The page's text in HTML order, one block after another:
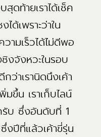
ดท้ายเราได้เช็ค
ได้เพราะว่าใน
วามเร็วได้ไม่ดีพอ
งจังหวะในรอบ
ว่าเรานิดนึงเค้า
มขึ้น เราเก็บไลน์
รับ ซึ่งอันดับที่ 1
ปีที่แล้วเค้าขี่รุ่น